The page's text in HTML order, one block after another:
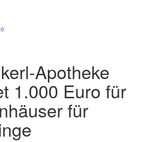
Apotheke
1.000 Euro für
für